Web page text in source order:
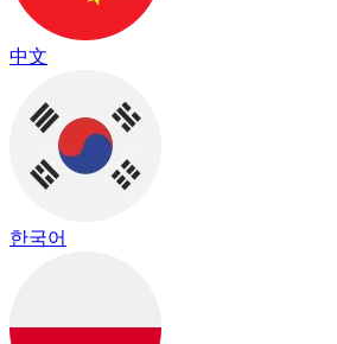
中文
한국어